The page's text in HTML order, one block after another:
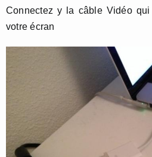
Connectez y la câble Vidéo
votre écran